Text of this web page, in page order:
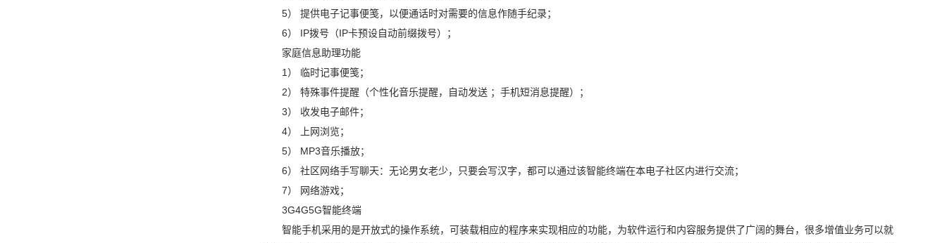
5） 提供电子记事便笺，以便通话时对需要的信息作随手纪录；
6） IP拨号（IP卡预设自动前缀拨号）；
家庭信息助理功能
1） 临时记事便笺；
2） 特殊事件提醒（个性化音乐提醒，自动发送 ；手机短消息提醒）；
3） 收发电子邮件；
4） 上网浏览；
5） MP3音乐播放；
6） 社区网络手写聊天：无论男女老少，只要会写汉字，都可以通过该智能终端在本电子社区内进行交流；
7） 网络游戏；
3G4G5G智能终端
智能手机采用的是开放式的操作系统，可装载相应的程序来实现相应的功能，为软件运行和内容服务提供了广阔的舞台，很多增值业务可以就